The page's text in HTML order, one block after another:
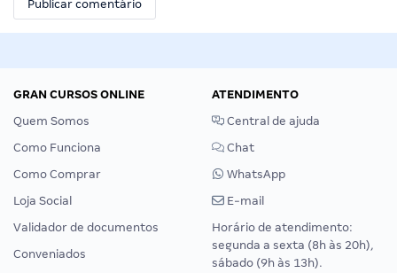
GRAN CURSOS ONLINE
Quem Somos
Como Funciona
Como Comprar
Loja Social
Validador de documentos
Conveniados
ATENDIMENTO
Central de ajuda
Chat
WhatsApp
E-mail
Horário de atendimento:
segunda a sexta (8h às 20h),
sábado (9h às 13h).